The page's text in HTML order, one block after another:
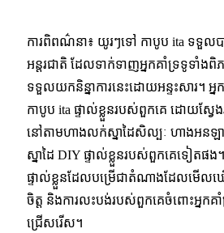
ការពិពណ៌នា៖ យូរៗទៅ កាបូប ita ទទួលប
អន្តរជាតិ ដែលទាក់ទាញអ្នកគាំទ្រទូទាំង
ទទួលយកនិន្នាការនេះដោយអន្ទះសារ។ អ្នក
កាបូប ita ផ្ទាល់ខ្លួនរបស់ពួកគេ ដោយស្វែ
នៅតាមហាងលក់ស្នាដៃសិល្បៈ ហាងអនឡា
ស្នាដៃ DIY ផ្ទាល់ខ្លួនរបស់ពួកគេទៀតផ
ផ្ទាល់ខ្លួនដែលបម្រើជាតំណាងដែលម
ចិត្ត និងការលះបង់របស់ពួកគេចំពោះអ្នកគ
ជ្រើសរើស។